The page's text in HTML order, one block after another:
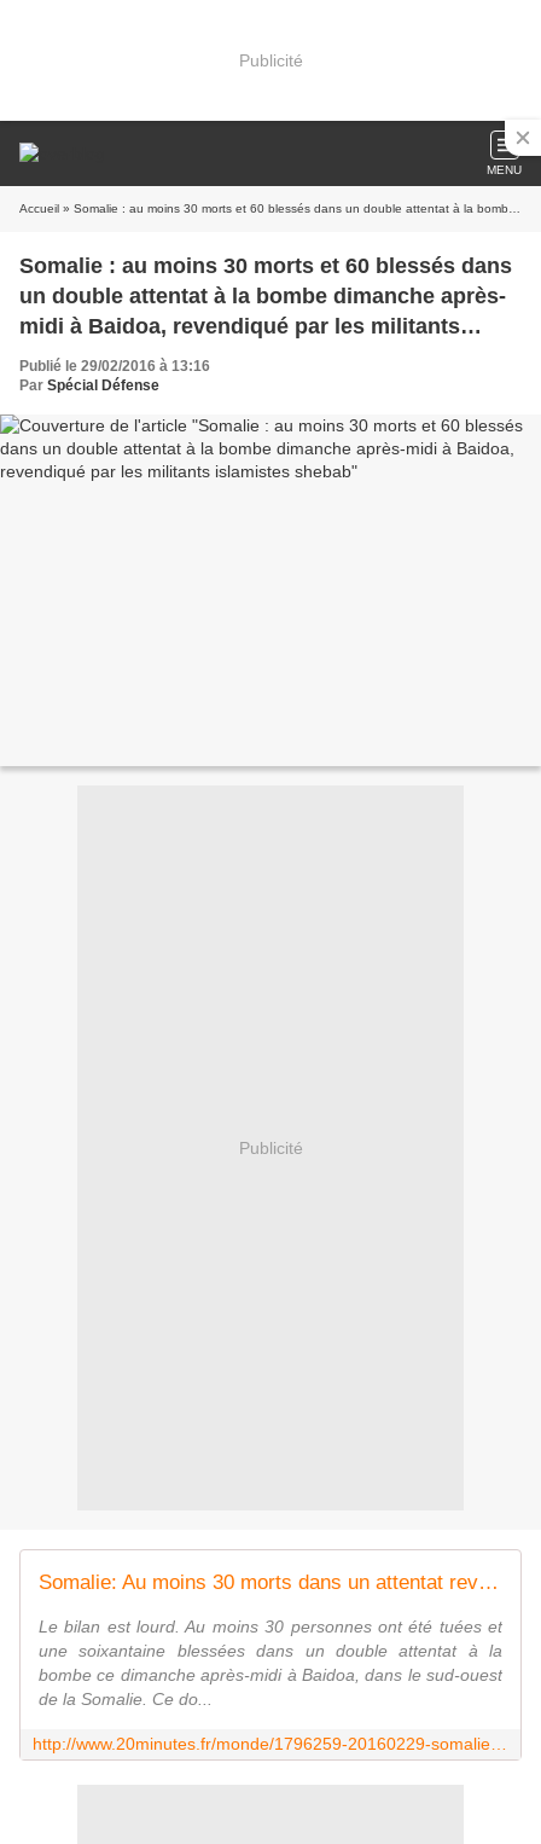
Publicité
MENU
Accueil » Somalie : au moins 30 morts et 60 blessés dans un double attentat à la bombe dimanche après-midi à Baidoa, revendiqué par les militants islamistes shebab
Somalie : au moins 30 morts et 60 blessés dans
un double attentat à la bombe dimanche après-
midi à Baidoa, revendiqué par les militants
islamistes shebab
Publié le 29/02/2016 à 13:16
Par Spécial Défense
Publicité
Somalie: Au moins 30 morts dans un attentat revendiqué par les shebab
Le bilan est lourd. Au moins 30 personnes ont été tuées et
une soixantaine blessées dans un double attentat à la
bombe ce dimanche après-midi à Baidoa, dans le sud-ouest
de la Somalie. Ce do...